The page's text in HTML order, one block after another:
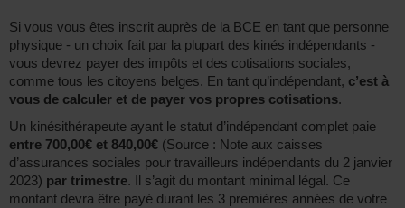
Si vous vous êtes inscrit auprès de la BCE en tant que personne
physique - un choix fait par la plupart des kinés indépendants -
vous devrez payer des impôts et des cotisations sociales,
comme tous les citoyens belges. En tant qu’indépendant, c’est à
vous de calculer et de payer vos propres cotisations.
Un kinésithérapeute ayant le statut d’indépendant complet paie
entre 700,00€ et 840,00€ (Source : Note aux caisses
d’assurances sociales pour travailleurs indépendants du 2 janvier
2023) par trimestre. Il s’agit du montant minimal légal. Ce
montant devra être payé durant les 3 premières années de votre